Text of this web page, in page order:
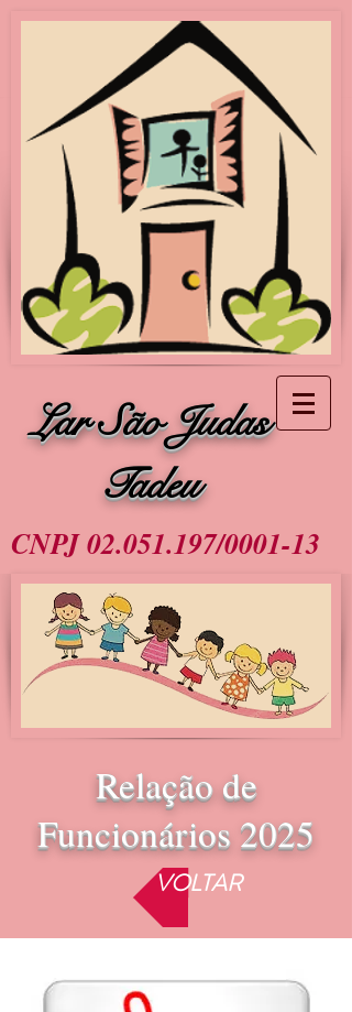
Lar São Judas
Tadeu
CNPJ02.051.197/0001-13
Relação de
Funcionários 2025
VOLTAR